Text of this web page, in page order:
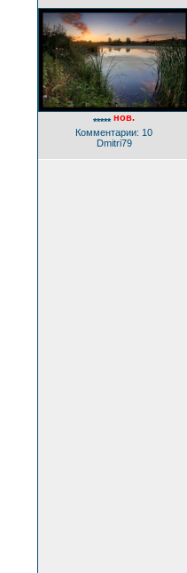
***** нов.
Комментарии: 10
Dmitri79